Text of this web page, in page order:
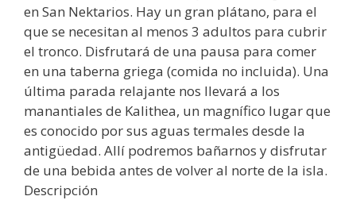
en San Nektarios. Hay un gran plátano, para el
que se necesitan al menos 3 adultos para cubrir
el tronco. Disfrutará de una pausa para comer
en una taberna griega (comida no incluida). Una
última parada relajante nos llevará a los
manantiales de Kalithea, un magnífico lugar que
es conocido por sus aguas termales desde la
antigüedad. Allí podremos bañarnos y disfrutar
de una bebida antes de volver al norte de la isla.
Descripción